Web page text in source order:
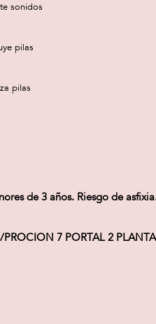
sonidos
pilas
pilas
de 3 años. Riesgo de
PROCION 7 PORTAL 2